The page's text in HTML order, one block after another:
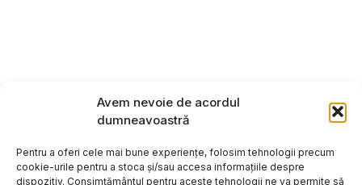
Avem nevoie de acordul
dumneavoastră
Pentru a oferi cele mai bune experiențe, folosim tehnologii precum
cookie-urile pentru a stoca și/sau accesa informațiile despre
dispozitiv. Consimțământul pentru aceste tehnologii ne va permite să